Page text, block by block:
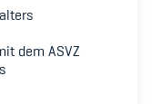
dem ASVZ